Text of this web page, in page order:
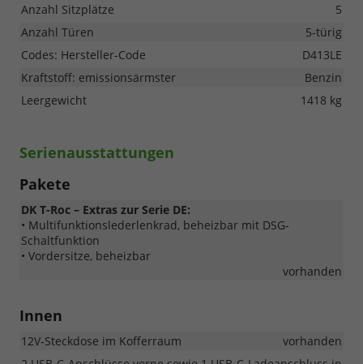
Anzahl Sitzplätze
5
Anzahl Türen
5-türig
Codes: Hersteller-Code
D413LE
Kraftstoff: emissionsärmster
Benzin
Leergewicht
1418 kg
Serienausstattungen
Pakete
DK T-Roc – Extras zur Serie DE:
• Multifunktionslederlenkrad, beheizbar mit DSG-
Schaltfunktion
• Vordersitze, beheizbar
vorhanden
Innen
12V-Steckdose im Kofferraum
vorhanden